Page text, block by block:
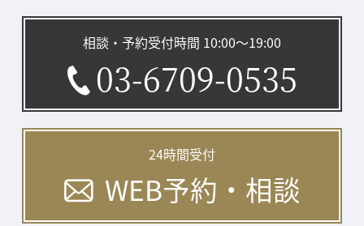
相談・予約受付時間 10:00〜19:00
03-6709-0535
24時間受付
WEB予約・相談